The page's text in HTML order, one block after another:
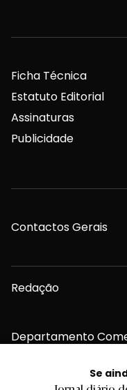
Se
Ficha Técnica
Estatuto Editorial
Assinaturas
Publicidade
Contactos Gerais
Redação
Departamento
Publicidade